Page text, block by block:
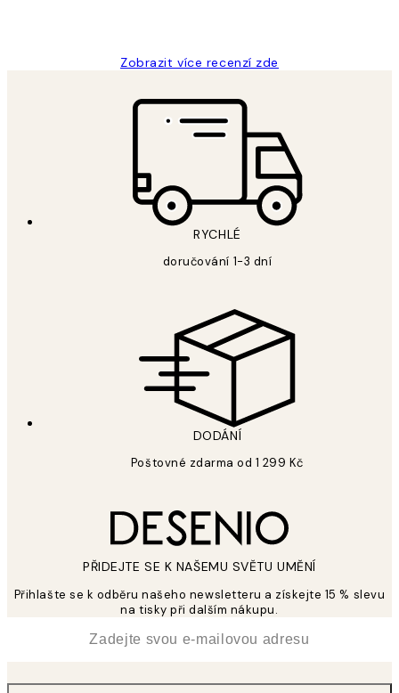
Zobrazit více recenzí zde
RYCHLÉ
doručování 1-3 dní
DODÁNÍ
Poštovné zdarma od 1 299 Kč
PŘIDEJTE SE K NAŠEMU SVĚTU UMĚNÍ
Přihlašte se k odběru našeho newsletteru a získejte 15 % slevu
na tisky při dalším nákupu.